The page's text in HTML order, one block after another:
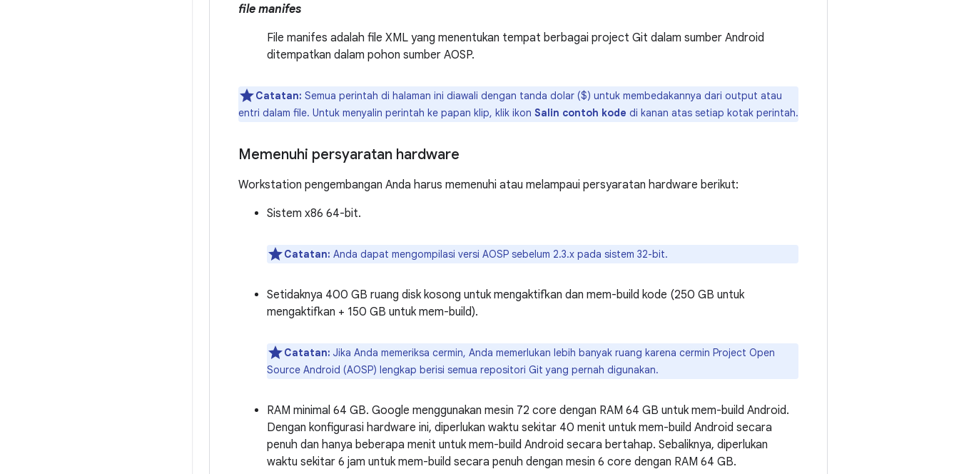
file manifes
File manifes adalah file XML yang menentukan tempat berbagai project Git dalam sumber Android
ditempatkan dalam pohon sumber AOSP.
Catatan: Semua perintah di halaman ini diawali dengan tanda dolar ($) untuk membedakannya dari output atau
entri dalam file. Untuk menyalin perintah ke papan klip, klik ikon Salin contoh kode di kanan atas setiap kotak perintah.
Memenuhi persyaratan hardware
Workstation pengembangan Anda harus memenuhi atau melampaui persyaratan hardware berikut:
Sistem x86 64-bit.
Catatan: Anda dapat mengompilasi versi AOSP sebelum 2.3.x pada sistem 32-bit.
Setidaknya 400 GB ruang disk kosong untuk mengaktifkan dan mem-build kode (250 GB untuk
mengaktifkan + 150 GB untuk mem-build).
Catatan: Jika Anda memeriksa cermin, Anda memerlukan lebih banyak ruang karena cermin Project Open
Source Android (AOSP) lengkap berisi semua repositori Git yang pernah digunakan.
RAM minimal 64 GB. Google menggunakan mesin 72 core dengan RAM 64 GB untuk mem-build Android.
Dengan konfigurasi hardware ini, diperlukan waktu sekitar 40 menit untuk mem-build Android secara
penuh dan hanya beberapa menit untuk mem-build Android secara bertahap. Sebaliknya, diperlukan
waktu sekitar 6 jam untuk mem-build secara penuh dengan mesin 6 core dengan RAM 64 GB.